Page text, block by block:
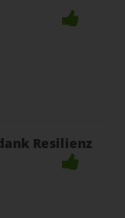
Resilienz